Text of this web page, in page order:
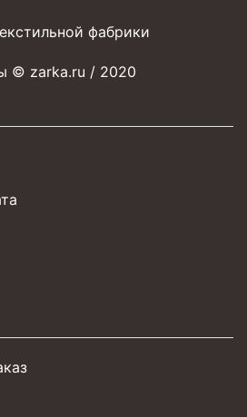
фабрики
© zarka.ru / 2020